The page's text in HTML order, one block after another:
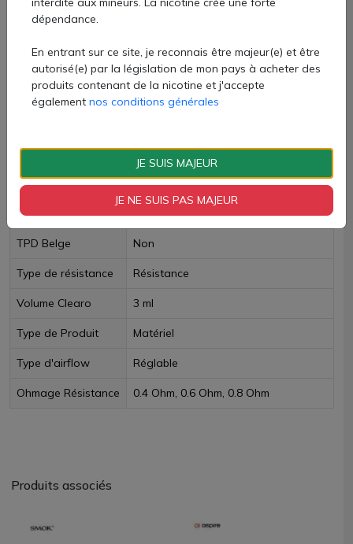
AJOUTER À MON PANIER
Paiement 100% sécurisé
Livraison rapide
Fiche technique
TPD Belge Non
Type de résistance Résistance
Volume Clearo 3 ml
Type de Produit Matériel
Type d'airflow Réglable
Ohmage Résistance 0.4 Ohm, 0.6 Ohm, 0.8 Ohm
Produits associés
dépendance.
En entrant sur ce site, je reconnais être majeur(e) et être
autorisé(e) par la législation de mon pays à acheter des
produits contenant de la nicotine et j'accepte
également nos conditions générales
JE SUIS MAJEUR
JE NE SUIS PAS MAJEUR